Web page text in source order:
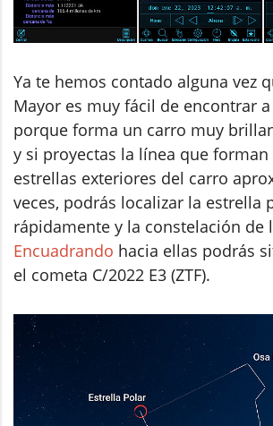
Ya te hemos contado alguna vez
Mayor es muy fácil de encontrar
porque forma un carro muy
y si proyectas la línea que forman
estrellas exteriores del carro
veces, podrás localizar la estrella
rápidamente y la constelación de
Encuadrando hacia ellas podrás
el cometa C/2022 E3 (ZTF).